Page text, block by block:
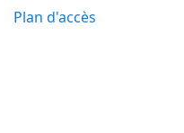
Plan d'accès